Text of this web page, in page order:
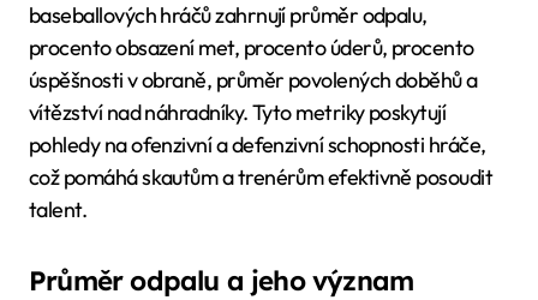
baseballových hráčů zahrnují průměr odpalu,
procento obsazení met, procento úderů, procento
úspěšnosti v obraně, průměr povolených doběhů a
vítězství nad náhradníky. Tyto metriky poskytují
pohledy na ofenzivní a defenzivní schopnosti hráče,
což pomáhá skautům a trenérům efektivně posoudit
talent.
Průměr odpalu a jeho význam